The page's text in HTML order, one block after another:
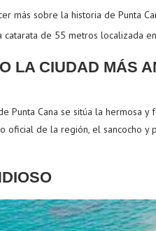
más sobre la historia de Punta
catarata de 55 metros localizada
LA CIUDAD MÁS
Punta Cana se sitúa la hermosa
oficial de la región, el sancocho